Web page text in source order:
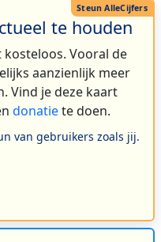
te houden
Vooral de
aanzienlijk meer
Vind je deze kaart
donatiete doen.
van gebruikers zoals jij.